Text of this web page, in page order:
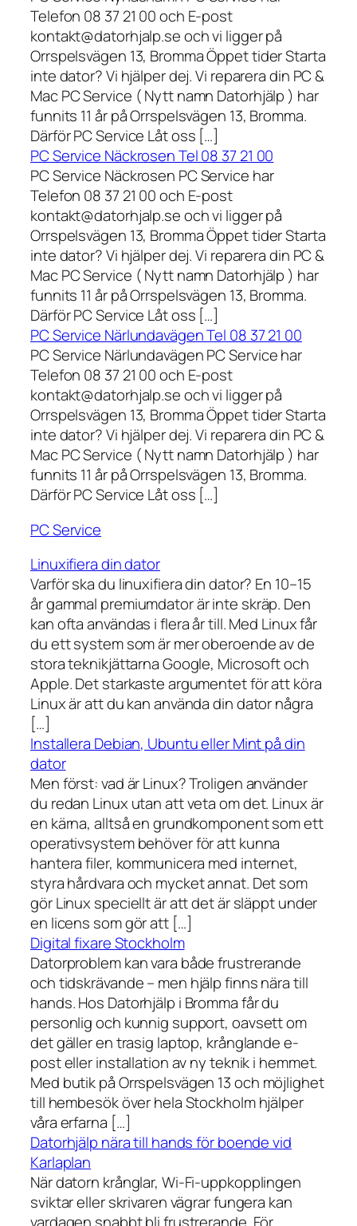
Telefon 08 37 21 00 och E-post
kontakt@datorhjalp.se och vi ligger på
Orrspelsvägen 13, Bromma Öppet tider Starta
inte dator? Vi hjälper dej. Vi reparera din PC &
Mac PC Service ( Nytt namn Datorhjälp ) har
funnits 11 år på Orrspelsvägen 13, Bromma.
Därför PC Service Låt oss […]
PC Service Näckrosen Tel 08 37 21 00
PC Service Näckrosen PC Service har
Telefon 08 37 21 00 och E-post
kontakt@datorhjalp.se och vi ligger på
Orrspelsvägen 13, Bromma Öppet tider Starta
inte dator? Vi hjälper dej. Vi reparera din PC &
Mac PC Service ( Nytt namn Datorhjälp ) har
funnits 11 år på Orrspelsvägen 13, Bromma.
Därför PC Service Låt oss […]
PC Service Närlundavägen Tel 08 37 21 00
PC Service Närlundavägen PC Service har
Telefon 08 37 21 00 och E-post
kontakt@datorhjalp.se och vi ligger på
Orrspelsvägen 13, Bromma Öppet tider Starta
inte dator? Vi hjälper dej. Vi reparera din PC &
Mac PC Service ( Nytt namn Datorhjälp ) har
funnits 11 år på Orrspelsvägen 13, Bromma.
Därför PC Service Låt oss […]
PC Service
Linuxifiera din dator
Varför ska du linuxifiera din dator? En 10–15
år gammal premiumdator är inte skräp. Den
kan ofta användas i flera år till. Med Linux får
du ett system som är mer oberoende av de
stora teknikjättarna Google, Microsoft och
Apple. Det starkaste argumentet för att köra
Linux är att du kan använda din dator några
[…]
Installera Debian, Ubuntu eller Mint på din
dator
Men först: vad är Linux? Troligen använder
du redan Linux utan att veta om det. Linux är
en kärna, alltså en grundkomponent som ett
operativsystem behöver för att kunna
hantera filer, kommunicera med internet,
styra hårdvara och mycket annat. Det som
gör Linux speciellt är att det är släppt under
en licens som gör att […]
Digital fixare Stockholm
Datorproblem kan vara både frustrerande
och tidskrävande – men hjälp finns nära till
hands. Hos Datorhjälp i Bromma får du
personlig och kunnig support, oavsett om
det gäller en trasig laptop, krånglande e-
post eller installation av ny teknik i hemmet.
Med butik på Orrspelsvägen 13 och möjlighet
till hembesök över hela Stockholm hjälper
våra erfarna […]
Datorhjälp nära till hands för boende vid
Karlaplan
När datorn krånglar, Wi-Fi-uppkopplingen
sviktar eller skrivaren vägrar fungera kan